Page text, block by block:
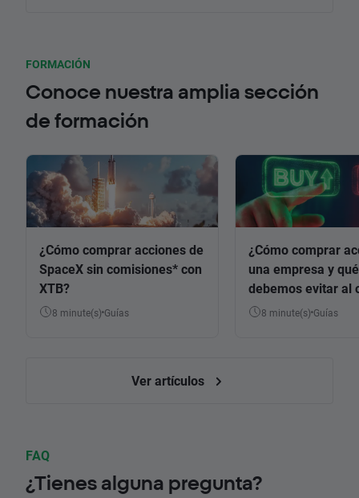
FORMACIÓN
Conoce nuestra amplia sección
de formación
¿Cómo comprar acciones de
SpaceX sin comisiones* con
XTB?
8 minute(s) Guías
¿Cómo comprar
una empresa y
debemos evitar al
8 minute(s) Guías
Ver artículos
FAQ
¿Tienes alguna pregunta?